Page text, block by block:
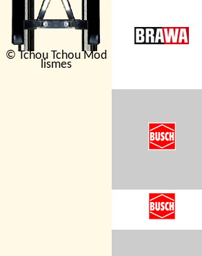
© Tchou Tchou Mod
lismes